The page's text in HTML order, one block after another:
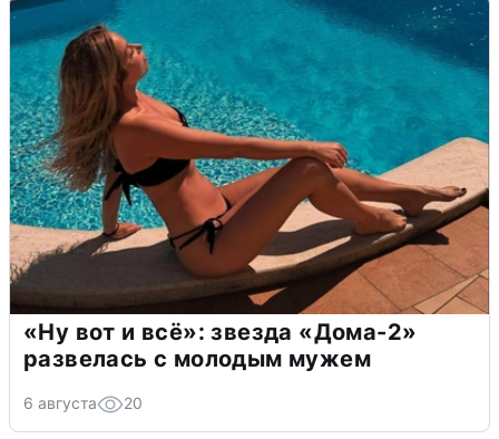
«Ну вот и всё»: звезда «Дома-2»
развелась с молодым мужем
6 августа 20